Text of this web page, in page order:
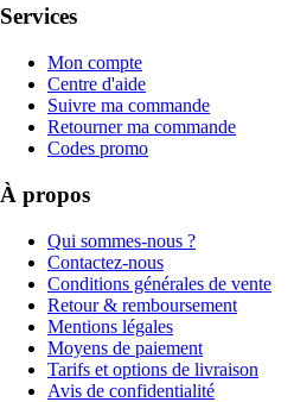
Services
Mon compte
Centre d'aide
Suivre ma commande
Retourner ma commande
Codes promo
À propos
Qui sommes-nous ?
Contactez-nous
Conditions générales de vente
Retour & remboursement
Mentions légales
Moyens de paiement
Tarifs et options de livraison
Avis de confidentialité